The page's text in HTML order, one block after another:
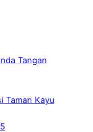
Tangan
Taman Kayu